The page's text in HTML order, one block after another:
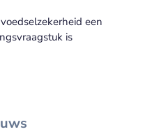
een
is